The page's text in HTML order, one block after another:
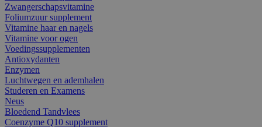
Zwangerschapsvitamine
Foliumzuur supplement
Vitamine haar en nagels
Vitamine voor ogen
Voedingssupplementen
Antioxydanten
Enzymen
Luchtwegen en ademhalen
Studeren en Examens
Neus
Bloedend Tandvlees
Coenzyme Q10 supplement